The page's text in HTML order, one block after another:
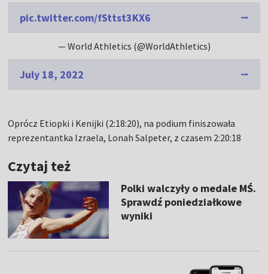
pic.twitter.com/fSttst3KX6
— World Athletics (@WorldAthletics)
July 18, 2022
Oprócz Etiopki i Kenijki (2:18:20), na podium finiszowała
reprezentantka Izraela, Lonah Salpeter, z czasem 2:20:18
Czytaj też
Polki walczyły o medale MŚ.
Sprawdź poniedziałkowe
wyniki